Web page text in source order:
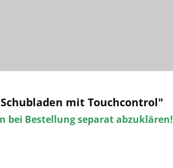
mit Touchcontrol"
bei Bestellung separat abzuklären!